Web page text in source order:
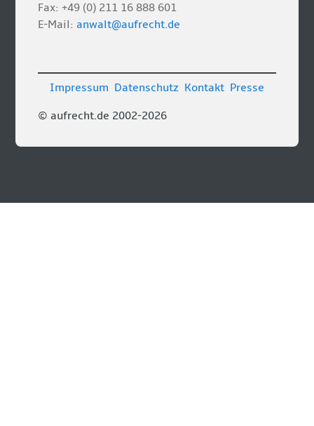
Fax: +49 (0) 211 16 888 601
E-Mail:anwalt@aufrecht.de
© aufrecht.de 2002-2026
Impressum Datenschutz Kontakt Presse